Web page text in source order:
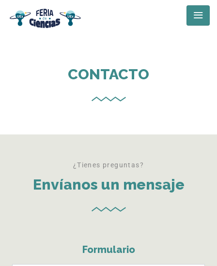
CONTACTO
¿Tienes preguntas?
Envíanos un mensaje
Formulario